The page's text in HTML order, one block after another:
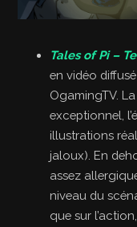
Tales of Pi –
en vidéo
OgamingTV.
exceptionnel,
illustrations
jaloux). En
assez
niveau du
que sur